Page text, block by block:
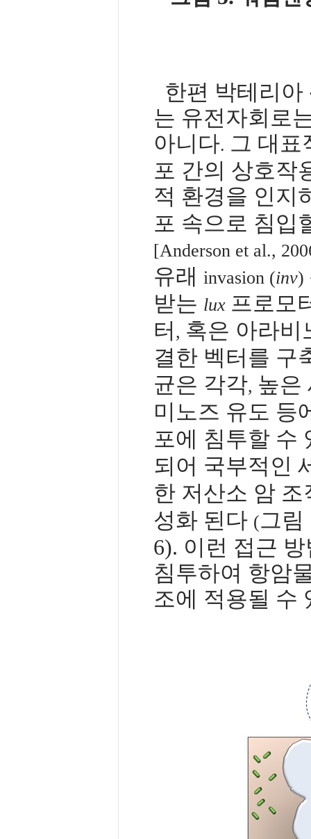
한편 박테리
는 유전자회로
아니다. 그 대표
포 간의 상호작
적 환경을 인지
포 속으로 침입
[Anderson et al.,
유래 invasion (inv)
받는 lux 프로모
터 , 혹은 아라비
결한 벡터를 구
균은 각각, 높은
미노즈 유도 등
포에 침투할 수
되어 국부적인
한 저산소 암
성화 된다 (그림
6). 이런 접근
침투하여 항암
조에 적용될 수